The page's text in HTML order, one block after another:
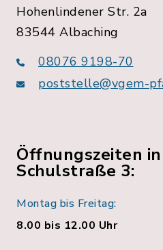
Hohenlindener Str. 2a
83544 Albaching
08076 9198-70
poststelle@vgem-
Öffnungszeiten
Schulstraße 3:
Montag bis Freitag:
8.00 bis 12.00 Uhr